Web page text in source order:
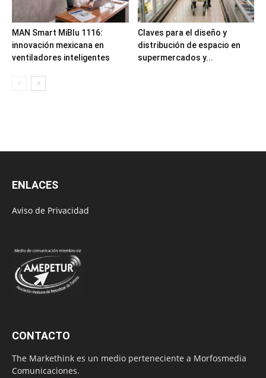
MAN Smart MiBlu 1116:
innovación mexicana en
ventiladores inteligentes
Claves para el diseño y
distribución de espacio en
supermercados y...
ENLACES
Aviso de Privacidad
CONTACTO
The Markethink es un medio perteneciente a Morfosmedia
Comunicaciones.